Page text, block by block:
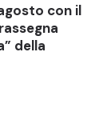
con il
della